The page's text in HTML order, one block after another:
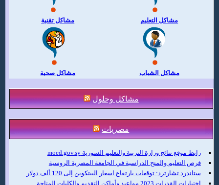
مشاكل تقنية مشاكل التعليم
مشاكل صحية مشاكل الشباب
مشاكل وحلول
مصريات
رابط موقع نتائج وزارة التربية والتعليم السورية moed.gov.sy
فرص التعليم والمنح الدراسية في الجامعة المصرية الروسية
ستاندرد تشارترد: توقعات بارتفاع اسعار البيتكوين إلى 120 ألف دولار
اختبارات القدرات 2023 مواعيد وأماكن التقديم والكليات المتاحة